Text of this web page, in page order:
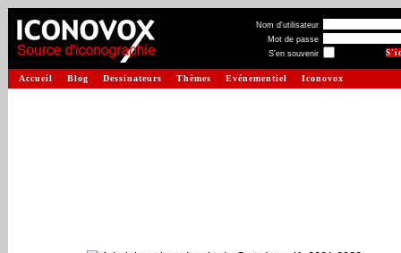
Nom d'utilisateur
Mot de passe
S'en souvenir
Accueil Blog Dessinateurs Thèmes Evénementiel Iconovox